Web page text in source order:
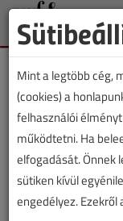
Lapszám:
Mint a legtöbb cég,
(cookies) a
felhasználói
működtetni. Ha
elfogadását. Önnek
sütiken kívül
engedélyez.